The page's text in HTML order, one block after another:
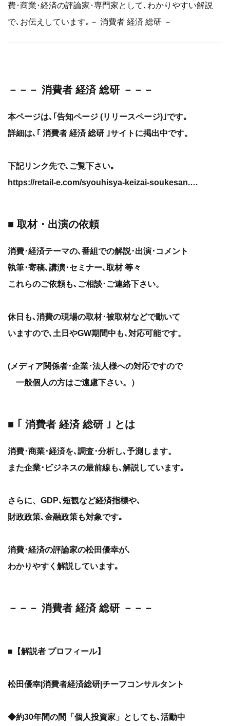
費･商業･経済の評論家･専門家として､わかりやすい解説
で､お伝えしています｡－ 消費者 経済 総研 －
－－－ 消費者 経済 総研 －－－
本ページは､｢告知ページ (リリースページ)｣です｡
詳細は､｢ 消費者 経済 総研 ｣サイトに掲出中です。
下記リンク先で､ご覧下さい｡
https://retail-e.com/syouhisya-keizai-soukesan.html
■ 取材・出演の依頼
消費･経済テーマの､番組での解説･出演･コメント
執筆･寄稿､講演･セミナー､取材 等々
これらのご依頼も､ご相談･ご連絡下さい。
休日も､消費の現場の取材･被取材などで動いて
いますので､土日やGW期間中も､対応可能です。
(メディア関係者･企業･法人様への対応ですので
一般個人の方はご遠慮下さい。）
■ ｢ 消費者 経済 総研 ｣ とは
消費･商業･経済を､調査･分析し､予測します。
また企業･ビジネスの最前線も､解説しています｡
さらに、GDP､短観など経済指標や､
財政政策､金融政策も対象です｡
消費･経済の評論家の松田優幸が､
わかりやすく解説しています｡
－－－ 消費者 経済 総研 －－－
■【解説者 プロフィール】
松田優幸|消費者経済総研|チーフコンサルタント
◆約30年間の間「個人投資家」としても､活動中